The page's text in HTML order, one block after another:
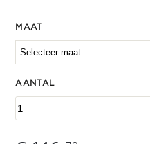
MAAT
AANTAL